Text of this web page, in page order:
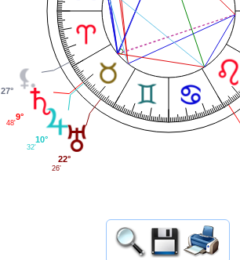
27°
9°
48'
10°
32'
22°
26'